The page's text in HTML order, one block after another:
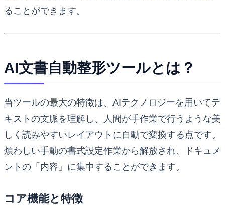
ることができます。
AI文書自動整形ツールとは？
当ツールの最大の特徴は、AIテクノロジーを用いてテ
キストの文脈を理解し、人間が手作業で行うような美
しく読みやすいレイアウトに自動で変換する点です。
煩わしい手動の書式設定作業から解放され、ドキュメ
ントの「内容」に集中することができます。
コア機能と特徴